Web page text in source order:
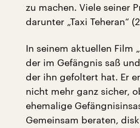
zu machen. Viele seiner
darunter „Taxi Teheran“
In seinem aktuellen Film
der im Gefängnis saß
der ihn gefoltert hat. Er
nicht mehr ganz sicher,
ehemalige
Gemeinsam beraten,